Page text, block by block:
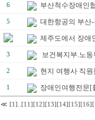
6 부산척수장애인
5
대한항공의 부산
제주도에서 장애
3 보건복지부.노
2 현지 여행사 직
1 장애인여행전문[
≪ [1] [11] [12] [13] [14] [15] [16]